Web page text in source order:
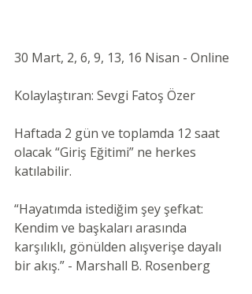
30 Mart, 2, 6, 9, 13, 16 Nisan - Online
Kolaylaştıran: Sevgi Fatoş Özer
Haftada 2 gün ve toplamda 12 saat
olacak “Giriş Eğitimi” ne herkes
katılabilir.
“Hayatımda istediğim şey şefkat:
Kendim ve başkaları arasında
karşılıklı, gönülden alışverişe dayalı
bir akış.” - Marshall B. Rosenberg